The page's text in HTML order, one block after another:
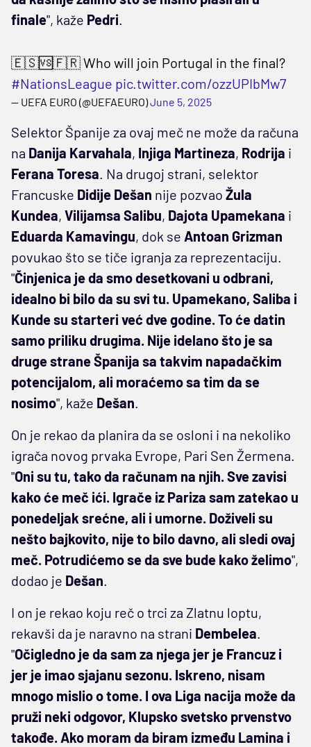
finale", kaže Pedri.
🇪🇸🆚🇫🇷 Who will join Portugal in the final?
#NationsLeague pic.twitter.com/ozzUPIbMw7
— UEFA EURO (@UEFAEURO)June 5, 2025
Selektor Španije za ovaj meč ne može da računa
na Danija Karvahala, Injiga Martineza, Rodrija i
Ferana Toresa. Na drugoj strani, selektor
Francuske Didije Dešan nije pozvao Žula
Kundea, Vilijamsa Salibu, Dajota Upamekana i
Eduarda Kamavingu, dok se Antoan Grizman
povukao što se tiče igranja za reprezentaciju.
"Činjenica je da smo desetkovani u odbrani,
idealno bi bilo da su svi tu. Upamekano, Saliba i
Kunde su starteri već dve godine. To će datin
samo priliku drugima. Nije idelano što je sa
druge strane Španija sa takvim napadačkim
potencijalom, ali moraćemo sa tim da se
nosimo", kaže Dešan.
On je rekao da planira da se osloni i na nekoliko
igrača novog prvaka Evrope, Pari Sen Žermena.
"Oni su tu, tako da računam na njih. Sve zavisi
kako će meč ići. Igrače iz Pariza sam zatekao u
ponedeljak srećne, ali i umorne. Doživeli su
nešto bajkovito, nije to bilo davno, ali sledi ovaj
meč. Potrudićemo se da sve bude kako želimo",
dodao je Dešan.
I on je rekao koju reč o trci za Zlatnu loptu,
rekavši da je naravno na strani Dembelea.
"Očigledno je da sam za njega jer je Francuz i
jer je imao sjajanu sezonu. Iskreno, nisam
mnogo mislio o tome. I ova Liga nacija može da
pruži neki odgovor, Klupsko svetsko prvenstvo
takođe. Ako moram da biram između Lamina i